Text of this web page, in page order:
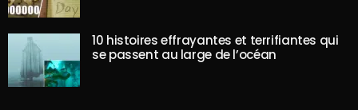
10 histoires effrayantes et terrifiantes qui
se passent au large de l’océan